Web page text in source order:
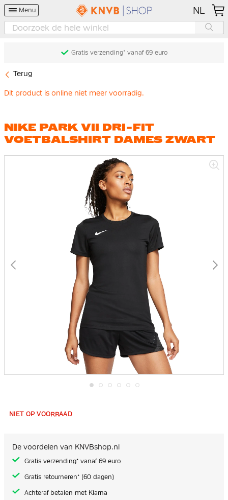
Menu NL
Gratis verzending* vanaf 69 euro
Terug
Dit product is online niet meer voorradig.
NIKE PARK VII DRI-FIT
VOETBALSHIRT DAMES ZWART
het
afbeeldingen-
gallerij
NIET OP VOORRAAD
De voordelen van KNVBshop.nl
Gratis verzending* vanaf 69 euro
Gratis retourneren* (60 dagen)
Achteraf betalen met Klarna